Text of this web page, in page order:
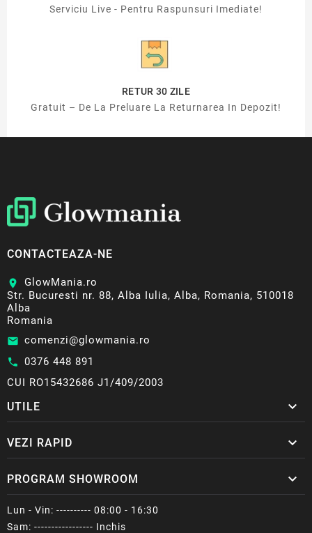
Serviciu Live - Pentru Raspunsuri Imediate!
RETUR 30 ZILE
Gratuit – De La Preluare La Returnarea In Depozit!
CONTACTEAZA-NE
location_on
GlowMania.ro
Str. Bucuresti nr. 88, Alba Iulia, Alba, Romania, 510018
Alba
Romania
email comenzi@glowmania.ro
call 0376 448 891
CUI RO15432686 J1/409/2003
UTILE 
VEZI RAPID 
PROGRAM SHOWROOM 
Lun - Vin: ---------- 08:00 - 16:30
Sam: ----------------- Inchis